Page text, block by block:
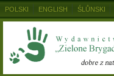
POLSKI ENGLISH ŚLŮNSKI